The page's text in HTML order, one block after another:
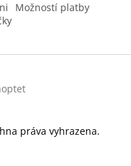
Možností platby
práva vyhrazena.